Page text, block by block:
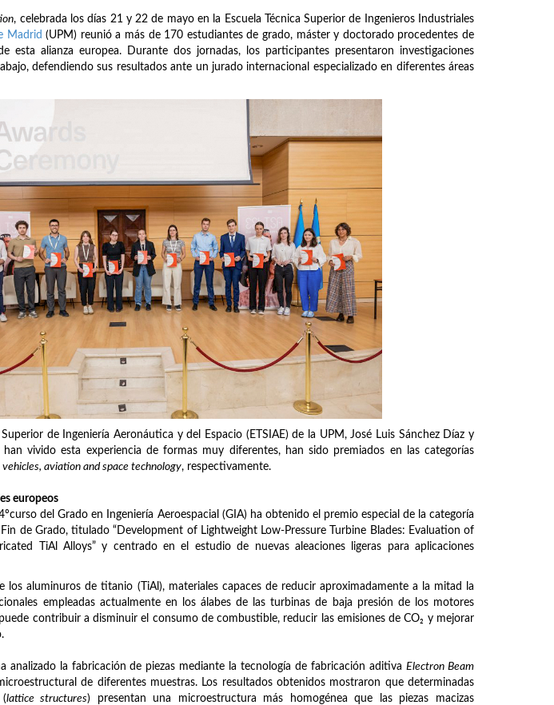
, celebrada los días 21 y 22 de mayo en la Escuela Técnica Superior de Ingenieros Industriales
Madrid (UPM) reunió a más de 170 estudiantes de grado, máster y doctorado procedentes de
esta alianza europea. Durante dos jornadas, los participantes presentaron investigaciones
defendiendo sus resultados ante un jurado internacional especializado en diferentes áreas
de Ingeniería Aeronáutica y del Espacio (ETSIAE) de la UPM, José Luis Sánchez Díaz y
vivido esta experiencia de formas muy diferentes, han sido premiados en las categorías
aviation and space technology, respectivamente.
europeos
del Grado en Ingeniería Aeroespacial (GIA) ha obtenido el premio especial de la categoría
de Grado, titulado “Development of Lightweight Low-Pressure Turbine Blades: Evaluation of
TiAl Alloys” y centrado en el estudio de nuevas aleaciones ligeras para aplicaciones
los aluminuros de titanio (TiAl), materiales capaces de reducir aproximadamente a la mitad la
empleadas actualmente en los álabes de las turbinas de baja presión de los motores
contribuir a disminuir el consumo de combustible, reducir las emisiones de CO₂ y mejorar
analizado la fabricación de piezas mediante la tecnología de fabricación aditivaElectron Beam
de diferentes muestras. Los resultados obtenidos mostraron que determinadas
lattice structures) presentan una microestructura más homogénea que las piezas macizas